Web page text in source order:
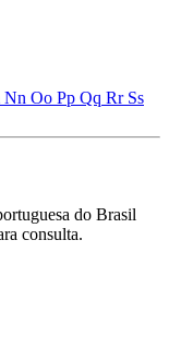
Nn Oo Pp Qq Rr Ss
do Brasil
consulta.